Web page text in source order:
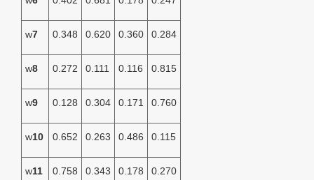
w7 0.348 0.620 0.360 0.284
w8 0.272 0.111 0.116 0.815
w9 0.128 0.304 0.171 0.760
w10 0.652 0.263 0.486 0.115
w11 0.758 0.343 0.178 0.270